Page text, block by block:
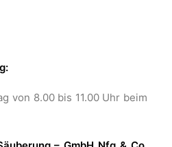
von 8.00 bis 11.00 Uhr beim